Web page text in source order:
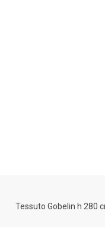
Tessuto Gobelin h 280